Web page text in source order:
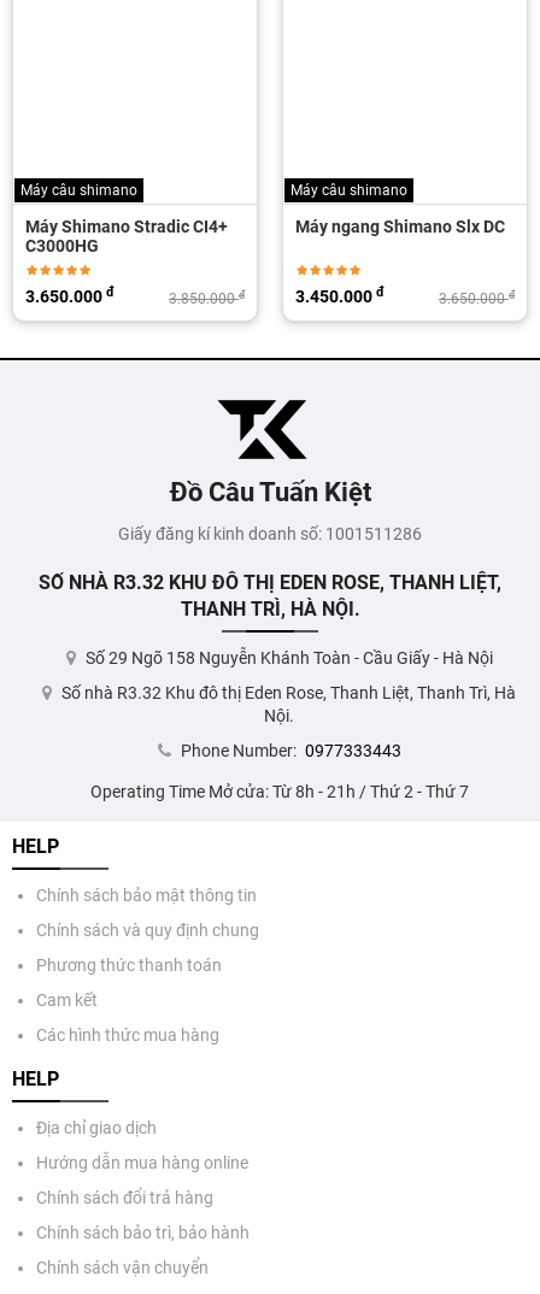
Máy câu shimano
Máy ngang Shimano Slx DC
3.650.000đ
3.450.000đ
Máy ngang
Máy ngang Shimano
Japan
15.000.000đ
14.500.000
Đồ Câu Tuấn Kiệt
Giấy đăng kí kinh doanh số: 1001511286
SỐ NHÀ R3.32 KHU ĐÔ THỊ EDEN ROSE, THANH LIỆT,
THANH TRÌ, HÀ NỘI.
Số 29 Ngõ 158 Nguyễn Khánh Toàn - Cầu Giấy - Hà Nội
Số nhà R3.32 Khu đô thị Eden Rose, Thanh Liệt, Thanh Trì, Hà
Nội.
Phone Number: 0977333443
Operating Time Mở cửa: Từ 8h - 21h / Thứ 2 - Thứ 7
HELP
Chính sách bảo mật thông tin
Chính sách và quy định chung
Phương thức thanh toán
Cam kết
Các hình thức mua hàng
HELP
Địa chỉ giao dịch
Hướng dẫn mua hàng online
Chính sách đổi trả hàng
Chính sách bảo trì, bảo hành
Chính sách vận chuyển